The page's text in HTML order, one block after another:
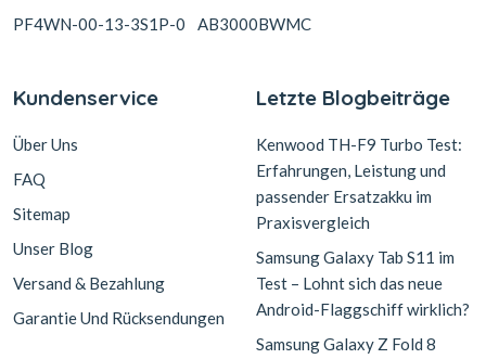
PF4WN-00-13-3S1P-0
AB3000BWMC
Kundenservice
Über Uns
FAQ
Sitemap
Unser Blog
Versand & Bezahlung
Garantie Und Rücksendungen
Letzte Blogbeiträge
Kenwood TH-F9 Turbo Test:
Erfahrungen, Leistung und
passender Ersatzakku im
Praxisvergleich
Samsung Galaxy Tab S11 im
Test – Lohnt sich das neue
Android-Flaggschiff wirklich?
Samsung Galaxy Z Fold 8